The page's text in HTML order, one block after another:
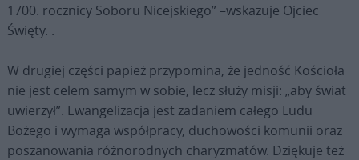
1700. rocznicy Soboru Nicejskiego” –wskazuje Ojciec
Święty. .
W drugiej części papież przypomina, że jedność Kościoła
nie jest celem samym w sobie, lecz służy misji: „aby świat
uwierzył”. Ewangelizacja jest zadaniem całego Ludu
Bożego i wymaga współpracy, duchowości komunii oraz
poszanowania różnorodnych charyzmatów. Dziękuje też